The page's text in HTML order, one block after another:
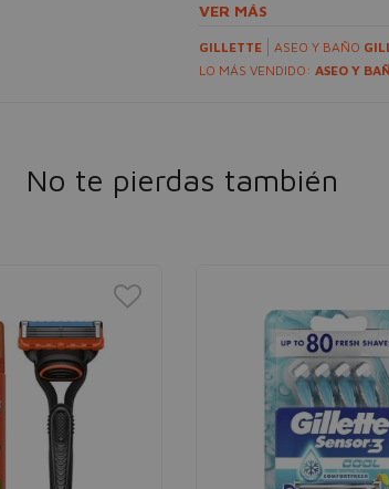
VER MÁS
GILLETTE ASEO Y BAÑO
LO MÁS VENDIDO: ASEO Y
No te pierdas también